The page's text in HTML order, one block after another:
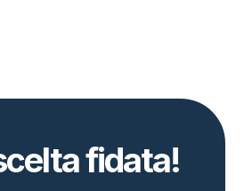
fidata!